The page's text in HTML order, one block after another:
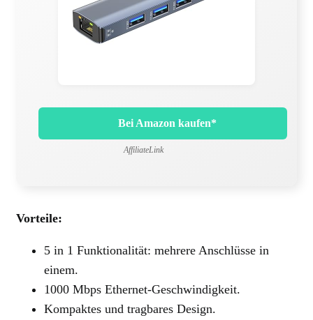
Bei Amazon kaufen*
AffiliateLink
Vorteile:
5 in 1 Funktionalität: mehrere Anschlüsse in
einem.
1000 Mbps Ethernet-Geschwindigkeit.
Kompaktes und tragbares Design.